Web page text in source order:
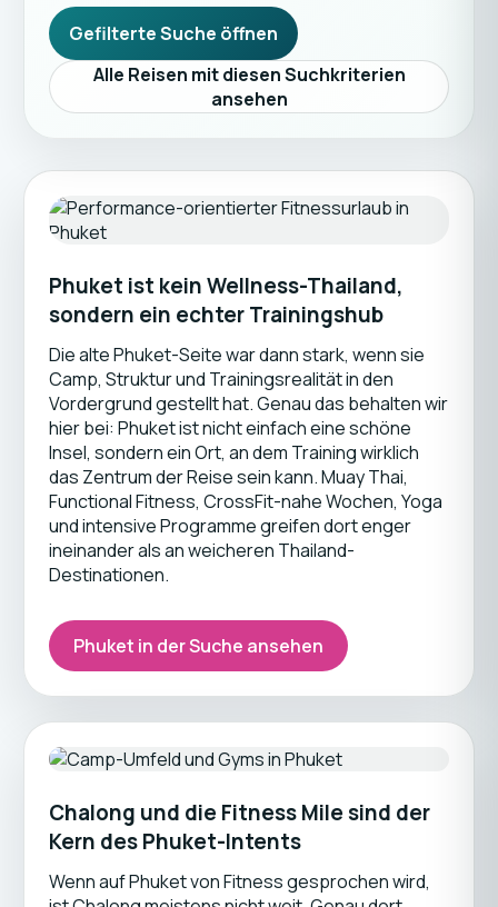
Gefilterte Suche öffnen
Alle Reisen mit diesen Suchkriterien
ansehen
Phuket ist kein Wellness-Thailand,
sondern ein echter Trainingshub
Die alte Phuket-Seite war dann stark, wenn sie
Camp, Struktur und Trainingsrealität in den
Vordergrund gestellt hat. Genau das behalten wir
hier bei: Phuket ist nicht einfach eine schöne
Insel, sondern ein Ort, an dem Training wirklich
das Zentrum der Reise sein kann. Muay Thai,
Functional Fitness, CrossFit-nahe Wochen, Yoga
und intensive Programme greifen dort enger
ineinander als an weicheren Thailand-
Destinationen.
Phuket in der Suche ansehen
Chalong und die Fitness Mile sind der
Kern des Phuket-Intents
Wenn auf Phuket von Fitness gesprochen wird,